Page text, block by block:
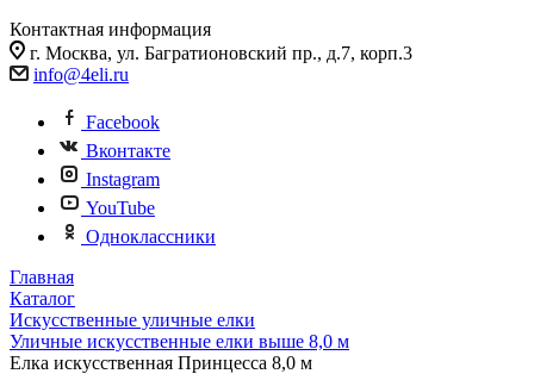
Контактная информация
г. Москва, ул. Багратионовский пр., д.7, корп.3
info@4eli.ru
Facebook
Вконтакте
Instagram
YouTube
Одноклассники
Главная
Каталог
Искусственные уличные елки
Уличные искусственные елки выше 8,0 м
Елка искусственная Принцесса 8,0 м